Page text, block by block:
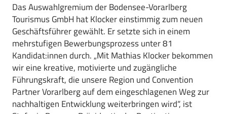
Das Auswahlgremium der Bodensee-Vorarlberg
Tourismus GmbH hat Klocker einstimmig zum neuen
Geschäftsführer gewählt. Er setzte sich in einem
mehrstufigen Bewerbungsprozess unter 81
Kandidat:innen durch. „Mit Mathias Klocker bekommen
wir eine kreative, motivierte und zugängliche
Führungskraft, die unsere Region und Convention
Partner Vorarlberg auf dem eingeschlagenen Weg zur
nachhaltigen Entwicklung weiterbringen wird“, ist